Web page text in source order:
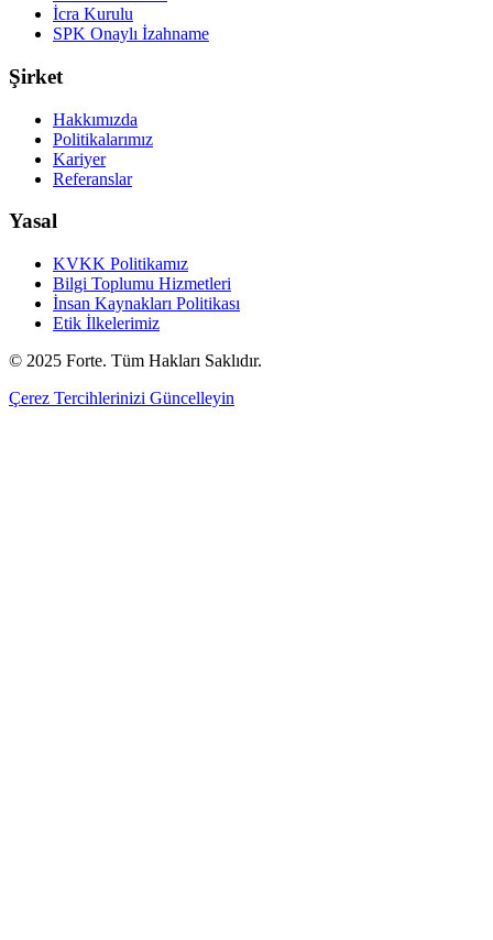
İcra Kurulu
SPK Onaylı İzahname
Şirket
Hakkımızda
Politikalarımız
Kariyer
Referanslar
Yasal
KVKK Politikamız
Bilgi Toplumu Hizmetleri
İnsan Kaynakları Politikası
Etik İlkelerimiz
© 2025 Forte. Tüm Hakları Saklıdır.
Çerez Tercihlerinizi Güncelleyin